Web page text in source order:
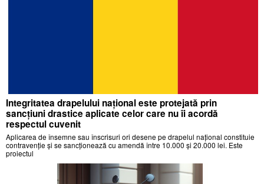
Integritatea drapelului național este protejată prin
sancțiuni drastice aplicate celor care nu îi acordă
respectul cuvenit
Aplicarea de însemne sau înscrisuri ori desene pe drapelul național constituie
contravenție și se sancționează cu amendă între 10.000 și 20.000 lei. Este
proiectul